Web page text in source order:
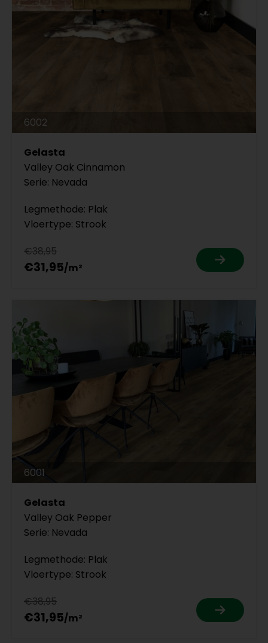
6002
Gelasta
Valley Oak Cinnamon
Serie: Nevada
Legmethode: Plak
Vloertype: Strook
€38,95
€31,95
6001
Gelasta
Valley Oak Pepper
Serie: Nevada
Legmethode: Plak
Vloertype: Strook
€38,95
€31,95